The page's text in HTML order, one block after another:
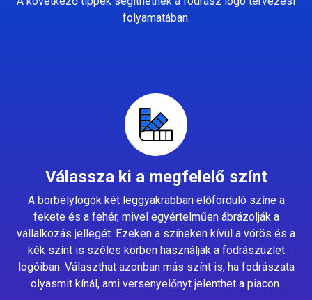
folyamatában.
Válassza ki a megfelelő színt
A borbélylogók két leggyakrabban előforduló színe a
fekete és a fehér, mivel egyértelműen ábrázolják a
vállalkozás jellegét. Ezeken a színeken kívül a vörös és a
kék színt is széles körben használják a fodrászüzlet
logóiban. Választhat azonban más színt is, ha fodrászata
olyasmit kínál, ami versenyelőnyt jelenthet a piacon.